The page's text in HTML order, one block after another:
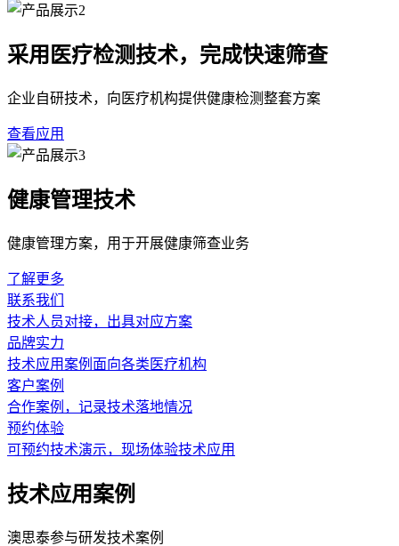
采用医疗检测技术，完成快速筛查
企业自研技术，向医疗机构提供健康检测整套方案
查看应用
健康管理技术
健康管理方案，用于开展健康筛查业务
了解更多
联系我们
技术人员对接，出具对应方案
品牌实力
技术应用案例面向各类医疗机构
客户案例
合作案例，记录技术落地情况
预约体验
可预约技术演示，现场体验技术应用
技术应用案例
澳思泰参与研发技术案例